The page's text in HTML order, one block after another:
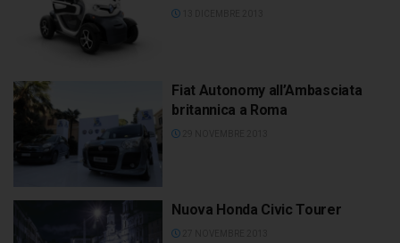
Fiat Autonomy all’Ambasciata
britannica a Roma
Nuova Honda Civic Tourer